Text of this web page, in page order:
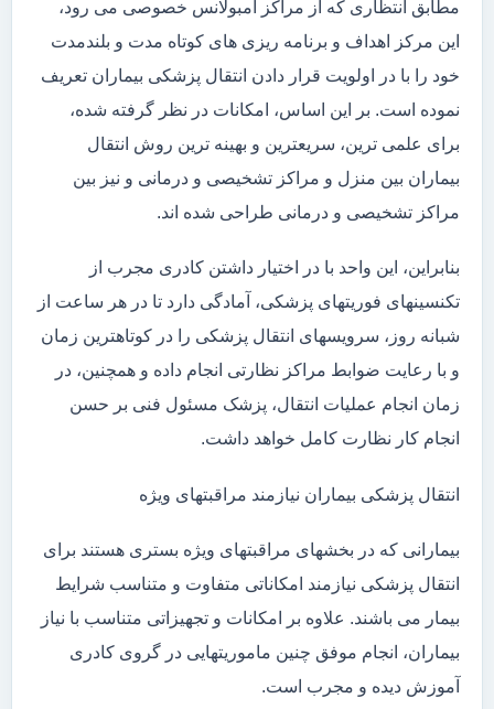
مطابق انتظاری که از مراکز آمبولانس خصوصی می رود،
این مرکز اهداف و برنامه ریزی های کوتاه مدت و بلندمدت
خود را با در اولویت قرار دادن انتقال پزشکی بیماران تعریف
نموده است. بر این اساس، امکانات در نظر گرفته شده،
برای علمی ترین، سریعترین و بهینه ترین روش انتقال
بیماران بین منزل و مراکز تشخیصی و درمانی و نیز بین
مراکز تشخیصی و درمانی طراحی شده اند.
بنابراین، این واحد با در اختیار داشتن کادری مجرب از
تکنسینهای فوریتهای پزشکی، آمادگی دارد تا در هر ساعت از
شبانه روز، سرویسهای انتقال پزشکی را در کوتاهترین زمان
و با رعایت ضوابط مراکز نظارتی انجام داده و همچنین، در
زمان انجام عملیات انتقال، پزشک مسئول فنی بر حسن
انجام کار نظارت کامل خواهد داشت.
انتقال پزشکی بیماران نیازمند مراقبتهای ویژه
بیمارانی که در بخشهای مراقبتهای ویژه بستری هستند برای
انتقال پزشکی نیازمند امکاناتی متفاوت و متناسب شرایط
بیمار می باشند. علاوه بر امکانات و تجهیزاتی متناسب با نیاز
بیماران، انجام موفق چنین ماموریتهایی در گروی کادری
آموزش دیده و مجرب است.